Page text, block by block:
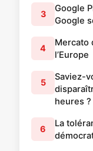
3
Google
Google
4
Mercato
l’Europe
5
Saviez-
heures ?
6
La